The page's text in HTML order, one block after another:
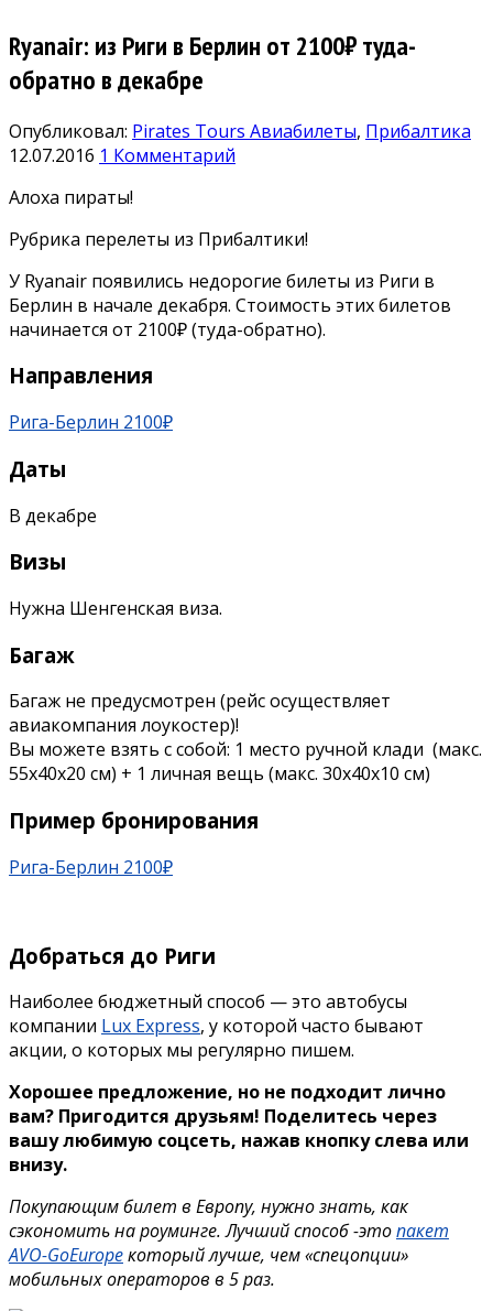
Ryanair: из Риги в Берлин от 2100₽ туда-
обратно в декабре
Опубликовал: Pirates Tours Авиабилеты, Прибалтика
12.07.2016 1 Комментарий
Алоха пираты!
Рубрика перелеты из Прибалтики!
У Ryanair появились недорогие билеты из Риги в
Берлин в начале декабря. Стоимость этих билетов
начинается от 2100₽ (туда-обратно).
Направления
Рига-Берлин 2100₽
Даты
В декабре
Визы
Нужна Шенгенская виза.
Багаж
Багаж не предусмотрен (рейс осуществляет
авиакомпания лоукостер)!
Вы можете взять с собой: 1 место ручной клади (макс.
55x40x20 см) + 1 личная вещь (макс. 30х40х10 см)
Пример бронирования
Рига-Берлин 2100₽
Добраться до Риги
Наиболее бюджетный способ — это автобусы
компании Lux Express, у которой часто бывают
акции, о которых мы регулярно пишем.
Хорошее предложение, но не подходит лично
вам? Пригодится друзьям! Поделитесь через
вашу любимую соцсеть, нажав кнопку слева или
внизу.
Покупающим билет в Европу, нужно знать, как
сэкономить на роуминге. Лучший способ -этопакет
AVO-GoEuropeкоторый лучше, чем «спецопции»
мобильных операторов в 5 раз.